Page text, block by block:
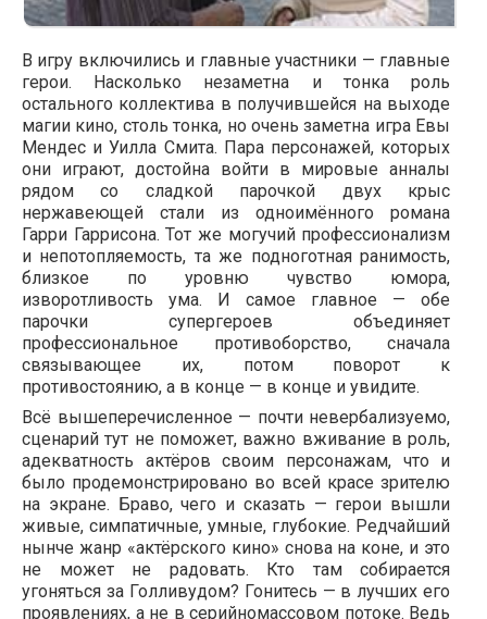
В игру включились и главные участники — главные
герои. Насколько незаметна и тонка роль
остального коллектива в получившейся на выходе
магии кино, столь тонка, но очень заметна игра Евы
Мендес и Уилла Смита. Пара персонажей, которых
они играют, достойна войти в мировые анналы
рядом со сладкой парочкой двух крыс
нержавеющей стали из одноимённого романа
Гарри Гаррисона. Тот же могучий профессионализм
и непотопляемость, та же подноготная ранимость,
близкое по уровню чувство юмора,
изворотливость ума. И самое главное — обе
парочки супергероев объединяет
профессиональное противоборство, сначала
связывающее их, потом поворот к
противостоянию, а в конце — в конце и увидите.
Всё вышеперечисленное — почти невербализуемо,
сценарий тут не поможет, важно вживание в роль,
адекватность актёров своим персонажам, что и
было продемонстрировано во всей красе зрителю
на экране. Браво, чего и сказать — герои вышли
живые, симпатичные, умные, глубокие. Редчайший
нынче жанр «актёрского кино» снова на коне, и это
не может не радовать. Кто там собирается
угоняться за Голливудом? Гонитесь — в лучших его
проявлениях, а не в серийномассовом потоке. Ведь